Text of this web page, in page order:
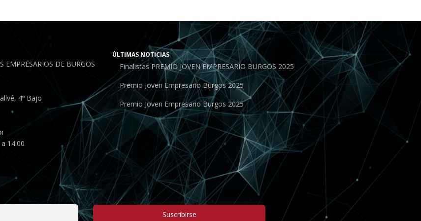
EMPRESARIOS DE BURGOS
4º Bajo
14:00
ÚLTIMAS NOTICIAS
Finalistas PREMIO JOVEN EMPRESARIO BURGOS 2025
Premio Joven Empresario Burgos 2025
Premio Joven Empresario Burgos 2025
Suscribirse